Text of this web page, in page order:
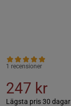
1 recensioner
247 kr
Lägsta pris 30 dagar